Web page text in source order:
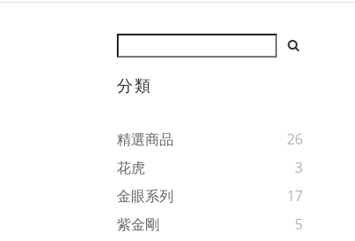
分類
精選商品
26
花虎
3
金眼系列
17
紫金剛
5